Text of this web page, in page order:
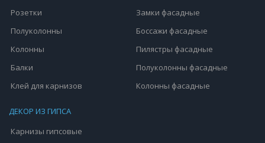
Розетки
Полуколонны
Колонны
Балки
Клей для карнизов
Замки фасадные
Боссажи фасадные
Пилястры фасадные
Полуколонны фасадные
Колонны фасадные
ДЕКОР ИЗ ГИПСА
Карнизы гипсовые